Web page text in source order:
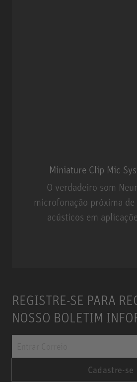
Miniature Clip Mic
O verdadeiro som
microfonação próxima
acústicos em
REGISTRE-SE PARA
NOSSO BOLETIM
Cadastre-se